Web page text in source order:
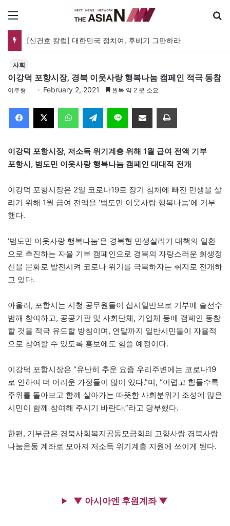
[신건호 칼럼] 대한민국 정치여, 후비기 그만하라
사회
이강덕 포항시장, 경북 이웃사랑 행복나눔 캠페인 적극 동참
이주형 February 2, 2021 완독 약 2 분 소요
Telegram 이메일
이강덕 포항시장, 저소득 위기계층 위해 1월 급여 전액 기부
포항시, 범도민 이웃사랑 행복나눔 캠페인 대대적 전개
이강덕 포항시장은 2일 코로나19로 장기 침체에 빠진 민생을 살
리기 위해 1월 급여 전액을 ‘범도민 이웃사랑 행복나눔’에 기부
했다.
‘범도민 이웃사랑 행복나눔’은 경북형 민생살리기 대책의 일환
으로 추진하는 자율 기부 캠페인으로 경북의 자랑스러운 희생정
신을 문화로 발전시켜 코로나 위기를 극복하자는 취지로 전개하
고 있다.
아울러, 포항시는 시청 공무원들이 십시일반으로 기부에 솔선수
범해 참여하고, 공공기관 및 사회단체, 기업체 등에 캠페인 동참
할 것을 적극 유도할 방침이며, 연말까지 일반시민들이 자율적
으로 참여할 수 있도록 홍보에도 힘쓸 예정이다.
이강덕 포항시장은 “유난히 추운 요즘 우리주변에는 코로나19
로 인하여 더 어려운 가정들이 많이 있다.”며, “어렵고 힘들수록
주위를 돌아보고 함께 살아가는 따뜻한 사회분위기 조성에 많은
시민이 함께 참여해 주시기 바란다.”라고 당부했다.
한편, 기부금은 경북사회복지공동모금회의 고향사랑 경북사랑
나눔운동 계좌로 모아져 저소득 위기계층 지원에 쓰이게 된다.
▼ 아시아엔 후원계좌 ▼